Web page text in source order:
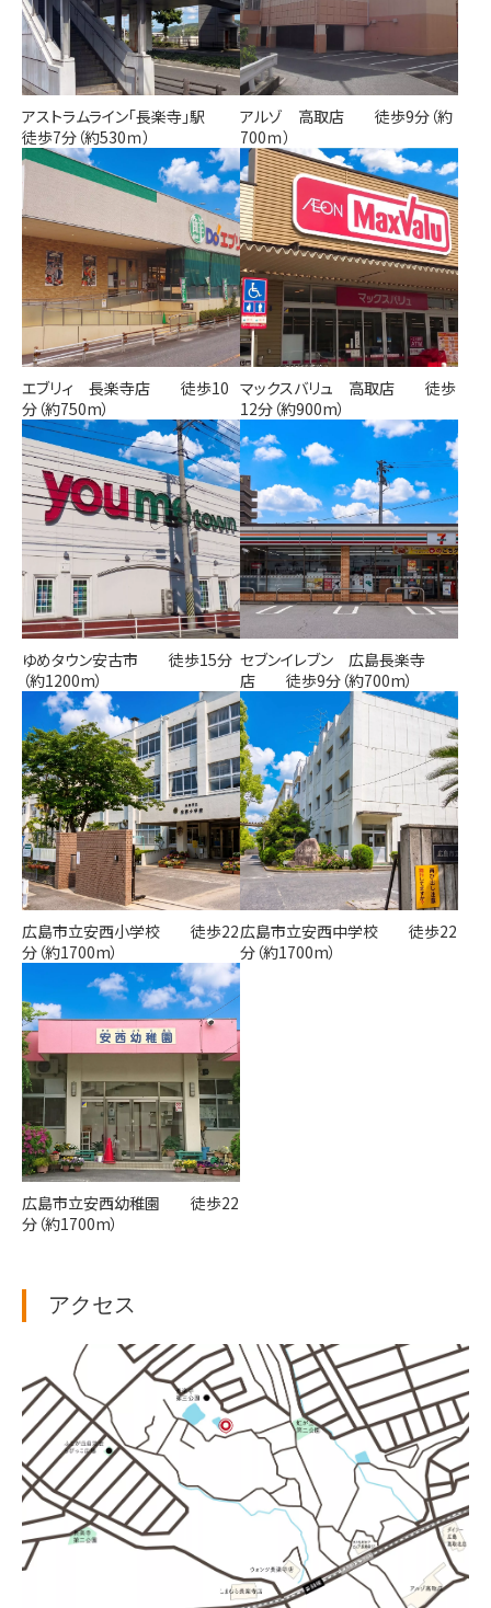
アストラムライン「長楽寺」駅
徒歩7分（約530ｍ）
アルゾ 高取店 徒歩9分（約
700ｍ）
エブリィ 長楽寺店 徒歩10
分（約750m）
マックスバリュ 高取店 徒歩
12分（約900m）
ゆめタウン安古市 徒歩15分
（約1200m）
セブンイレブン 広島長楽寺
店 徒歩9分（約700m）
広島市立安西小学校 徒歩22
分（約1700m）
広島市立安西中学校 徒歩22
分（約1700m）
広島市立安西幼稚園 徒歩22
分（約1700m）
アクセス